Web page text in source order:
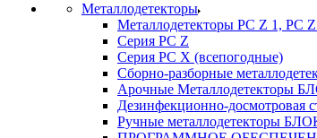
Металлодетекторы
Металлодетекторы РС Z 1, PC
Серия РС Z
Серия РС X (всепогодные)
Сборно-разборные
Арочные Металлодетекторы
Дезинфекционно-
Ручные металлодетекторы